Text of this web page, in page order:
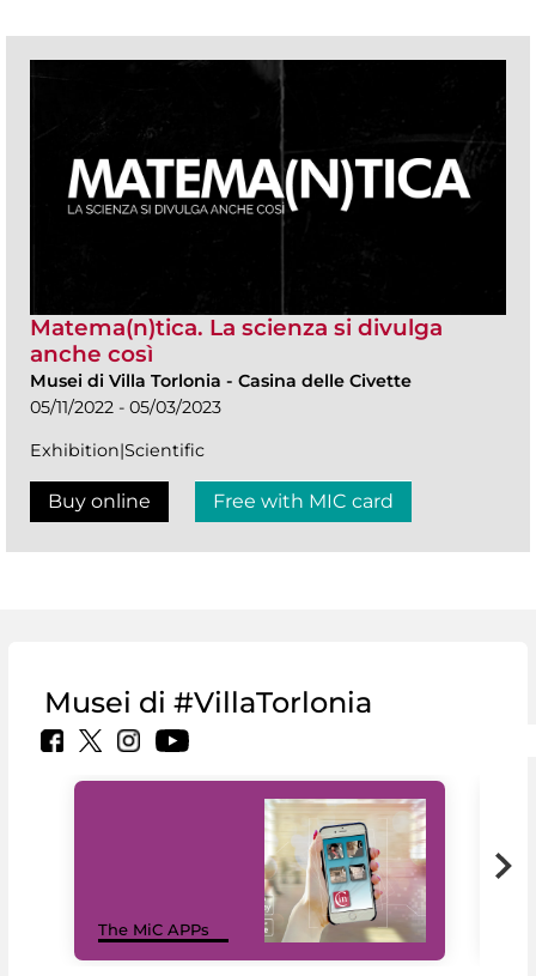
Matema(n)tica. La scienza si divulga
anche così
Musei di Villa Torlonia - Casina delle Civette
05/11/2022 - 05/03/2023
Exhibition|Scientific
Buy online Free with MIC card
Musei di #VillaTorlonia
The MiC APPs